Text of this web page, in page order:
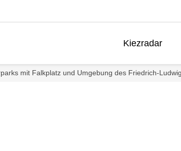
Kiezradar
mit Falkplatz und Umgebung des Friedrich-